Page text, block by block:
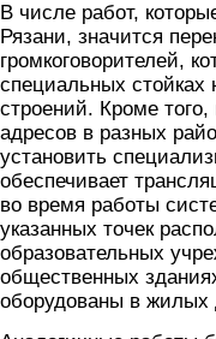
В числе работ,
Рязани, значится
громкоговорителей,
специальных
строений. Кроме того,
адресов в разных
установить
обеспечивает
во время работы
указанных точек
образовательных
общественных
оборудованы в жилых